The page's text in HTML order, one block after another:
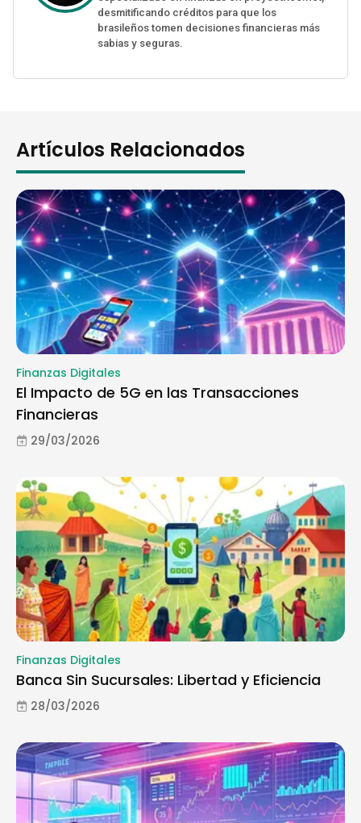
desmitificando créditos para que los
brasileños tomen decisiones financieras más
sabias y seguras.
Artículos Relacionados
Finanzas Digitales
El Impacto de 5G en las Transacciones
Financieras
29/03/2026
Finanzas Digitales
Banca Sin Sucursales: Libertad y Eficiencia
28/03/2026